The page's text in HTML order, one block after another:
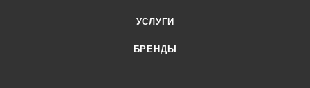
УСЛУГИ
БРЕНДЫ